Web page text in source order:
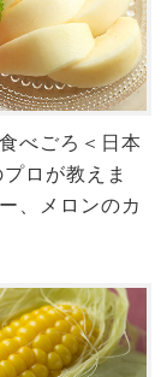
べごろ＜日本
ロが教えま
、メロンのカ